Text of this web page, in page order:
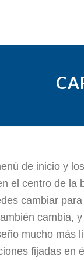
de inicio y
el centro de la
cambiar
cambia,
mucho más
fijadas en